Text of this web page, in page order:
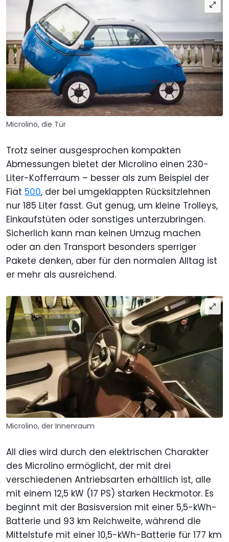
Microlino, die Tür
Trotz seiner ausgesprochen kompakten
Abmessungen bietet der Microlino einen 230-
Liter-Kofferraum – besser als zum Beispiel der
Fiat 500, der bei umgeklappten Rücksitzlehnen
nur 185 Liter fasst. Gut genug, um kleine Trolleys,
Einkaufstüten oder sonstiges unterzubringen.
Sicherlich kann man keinen Umzug machen
oder an den Transport besonders sperriger
Pakete denken, aber für den normalen Alltag ist
er mehr als ausreichend.
Microlino, der Innenraum
All dies wird durch den elektrischen Charakter
des Microlino ermöglicht, der mit drei
verschiedenen Antriebsarten erhältlich ist, alle
mit einem 12,5 kW (17 PS) starken Heckmotor. Es
beginnt mit der Basisversion mit einer 5,5-kWh-
Batterie und 93 km Reichweite, während die
Mittelstufe mit einer 10,5-kWh-Batterie für 177 km